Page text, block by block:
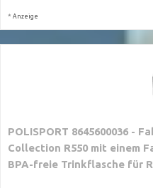
* Anzeige
POLISPORT 8645600036 -
Collection R550 mit einem
BPA-freie Trinkflasche für